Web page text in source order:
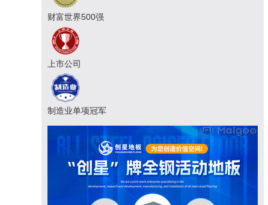
财富世界500强
上市公司
制造业单项冠军